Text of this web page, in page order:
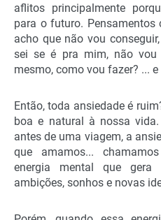
aflitos principalmente
para o futuro.
acho que não vou
sei se é pra mim, não
mesmo, como vou fazer? ...
Então, toda ansiedade é
boa e natural à nossa
antes de uma viagem, a
que amamos...
energia mental que gera
ambições, sonhos e novas